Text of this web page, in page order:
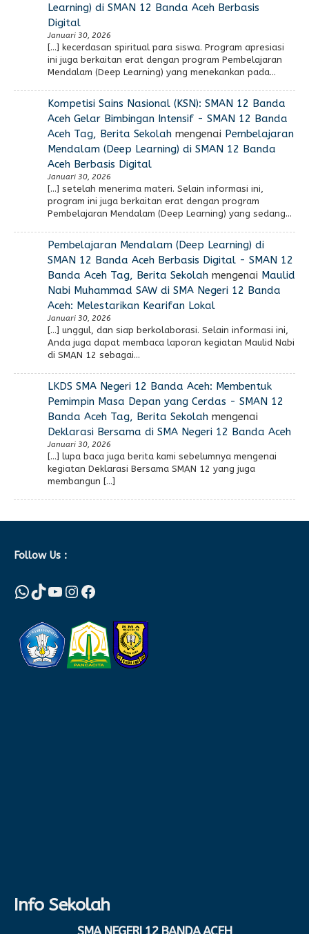
Learning) di SMAN 12 Banda Aceh Berbasis
Digital
Januari 30, 2026
[…] kecerdasan spiritual para siswa. Program apresiasi
ini juga berkaitan erat dengan program Pembelajaran
Mendalam (Deep Learning) yang menekankan pada…
Kompetisi Sains Nasional (KSN): SMAN 12 Banda
Aceh Gelar Bimbingan Intensif - SMAN 12 Banda
Aceh Tag, Berita Sekolahmengenai Pembelajaran
Mendalam (Deep Learning) di SMAN 12 Banda
Aceh Berbasis Digital
Januari 30, 2026
[…] setelah menerima materi. Selain informasi ini,
program ini juga berkaitan erat dengan program
Pembelajaran Mendalam (Deep Learning) yang sedang…
Pembelajaran Mendalam (Deep Learning) di
SMAN 12 Banda Aceh Berbasis Digital - SMAN 12
Banda Aceh Tag, Berita Sekolahmengenai Maulid
Nabi Muhammad SAW di SMA Negeri 12 Banda
Aceh: Melestarikan Kearifan Lokal
Januari 30, 2026
[…] unggul, dan siap berkolaborasi. Selain informasi ini,
Anda juga dapat membaca laporan kegiatan Maulid Nabi
di SMAN 12 sebagai…
LKDS SMA Negeri 12 Banda Aceh: Membentuk
Pemimpin Masa Depan yang Cerdas - SMAN 12
Banda Aceh Tag, Berita Sekolahmengenai
Deklarasi Bersama di SMA Negeri 12 Banda Aceh
Januari 30, 2026
[…] lupa baca juga berita kami sebelumnya mengenai
kegiatan Deklarasi Bersama SMAN 12 yang juga
membangun […]
Follow Us :
WhatsApp
TikTok
YouTube
Instagram
Facebook
Info Sekolah